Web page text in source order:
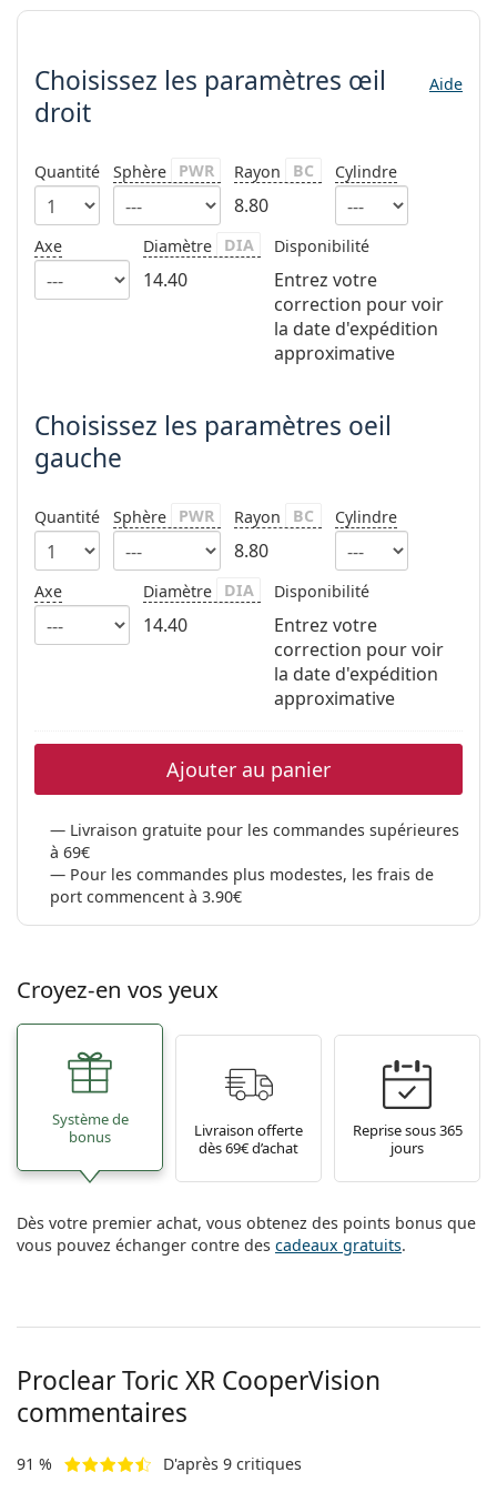
Toutes les marques
Prada
Toutes les marques
hors ligne
Choisissez les paramètres
Choisissez les paramètres œil
droit
Aide
Quantité Sphère PWR Rayon BC
8.80
Cylindre
Axe Diamètre DIA
14.40
Disponibilité
Entrez votre
correction pour voir
la date d'expédition
approximative
Choisissez les paramètres oeil
gauche
Quantité Sphère PWR Rayon BC
8.80
Cylindre
Axe Diamètre DIA
14.40
Disponibilité
Entrez votre
correction pour voir
la date d'expédition
approximative
Ajouter au panier
Livraison gratuite pour les commandes supérieures
à 69€
Pour les commandes plus modestes, les frais de
port commencent à 3.90€
Croyez-en vos yeux
Système de
bonus
Livraison offerte
dès 69€ d’achat
Reprise sous 365
jours
Dès votre premier achat, vous obtenez des points bonus que
vous pouvez échanger contre des cadeaux gratuits.
Proclear Toric XR CooperVision
commentaires
91 % D'après 9 critiques